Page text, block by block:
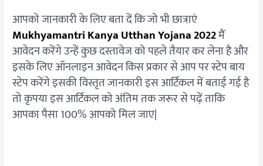
आपको जानकारी के लिए बता दें कि जो भी छात्राएं
Mukhyamantri Kanya Utthan Yojana 2022मैं
आवेदन करेंगे उन्हें कुछ दस्तावेज को पहले तैयार कर लेना है और
इसके लिए ऑनलाइन आवेदन किस प्रकार से आप पर स्टेप बाय
स्टेप करेंगे इसकी विस्तृत जानकारी इस आर्टिकल में बताई गई है
तो कृपया इस आर्टिकल को अंतिम तक जरूर से पढ़ें ताकि
आपका पैसा 100% आपको मिल जाए|